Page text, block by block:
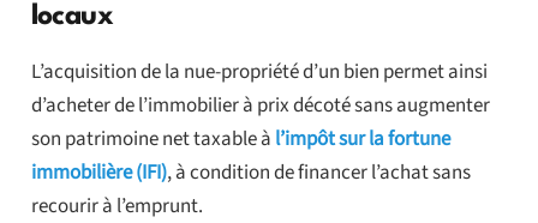
locaux
L’acquisition de la nue-propriété d’un bien permet ainsi
d’acheter de l’immobilier à prix décoté sans augmenter
son patrimoine net taxable à l’impôt sur la fortune
immobilière (IFI), à condition de financer l’achat sans
recourir à l’emprunt.